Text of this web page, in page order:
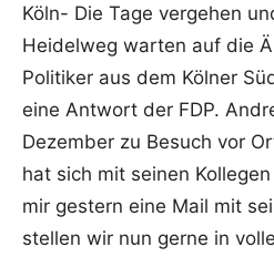
Köln- Die Tage vergehen
Heidelweg warten auf die
Politiker aus dem Kölner
eine Antwort der FDP.
Dezember zu Besuch vor
hat sich mit seinen
mir gestern eine Mail mit
stellen wir nun gerne in